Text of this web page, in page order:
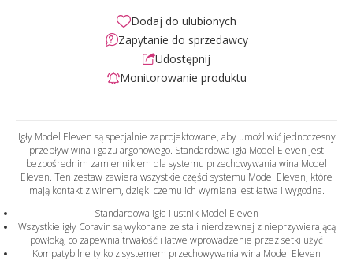
Dodaj do ulubionych
Zapytanie do sprzedawcy
Udostępnij
Monitorowanie produktu
Igły Model Eleven są specjalnie zaprojektowane, aby umożliwić jednoczesny
przepływ wina i gazu argonowego. Standardowa igła Model Eleven jest
bezpośrednim zamiennikiem dla systemu przechowywania wina Model
Eleven. Ten zestaw zawiera wszystkie części systemu Model Eleven, które
mają kontakt z winem, dzięki czemu ich wymiana jest łatwa i wygodna.
Standardowa igła i ustnik Model Eleven
Wszystkie igły Coravin są wykonane ze stali nierdzewnej z nieprzywierającą
powłoką, co zapewnia trwałość i łatwe wprowadzenie przez setki użyć
Kompatybilne tylko z systemem przechowywania wina Model Eleven